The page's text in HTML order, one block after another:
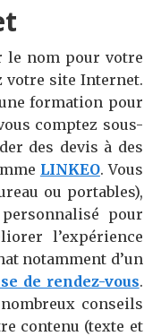
le nom pour votre
votre site Internet.
formation pour
comptez sous-
des devis à des
LINKEO. Vous
ou portables),
pour
l’expérience
notamment d’un
de rendez-vous.
conseils
contenu (texte et